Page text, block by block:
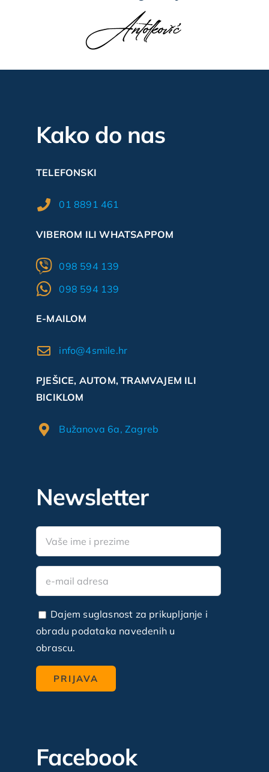
Kako do nas
TELEFONSKI
01 8891 461
VIBEROM ILI WHATSAPPOM
098 594 139
098 594 139
E-MAILOM
info@4smile.hr
PJEŠICE, AUTOM, TRAMVAJEM ILI
BICIKLOM
Bužanova 6a, Zagreb
Newsletter
Dajem suglasnost za prikupljanje i
obradu podataka navedenih u
obrascu.
Facebook